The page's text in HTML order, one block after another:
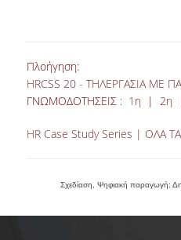
ΔΙΟΙΚΗΤΙΚΗ
HR ΔΡΑΣΤΗΡΙΟΤΗΤΕΣ
Πλοήγηση:
HRCSS 20 - ΤΗΛΕΡΓΑΣΙΑ ΜΕ
ΓΝΩΜΟΔΟΤΗΣΕΙΣ : 1η | 2η
HR Case Study Series | ΟΛΑ
Σχεδίαση, Ψηφιακή παραγωγή: